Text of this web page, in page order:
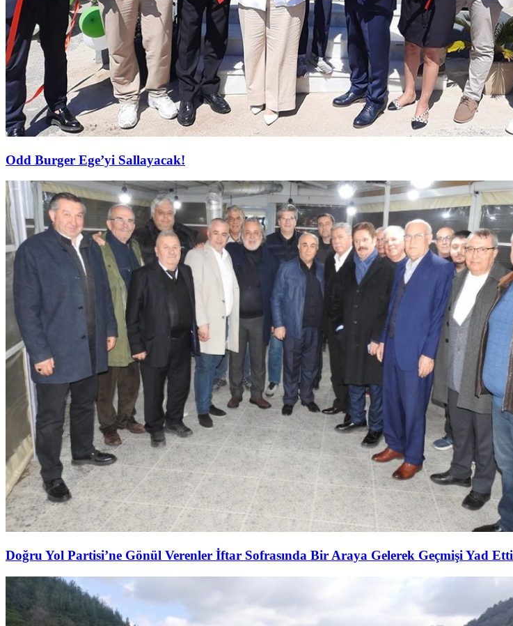
Odd Burger Ege’yi Sallayacak!
Doğru Yol Partisi’ne Gönül Verenler İftar Sofrasında Bir Araya Gelerek Geçmişi Yad Etti